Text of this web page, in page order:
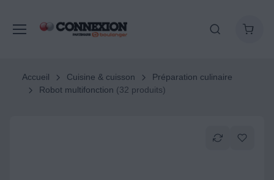
Accueil Cuisine & cuisson
Préparation culinaire
Robot multifonction (32 produits)